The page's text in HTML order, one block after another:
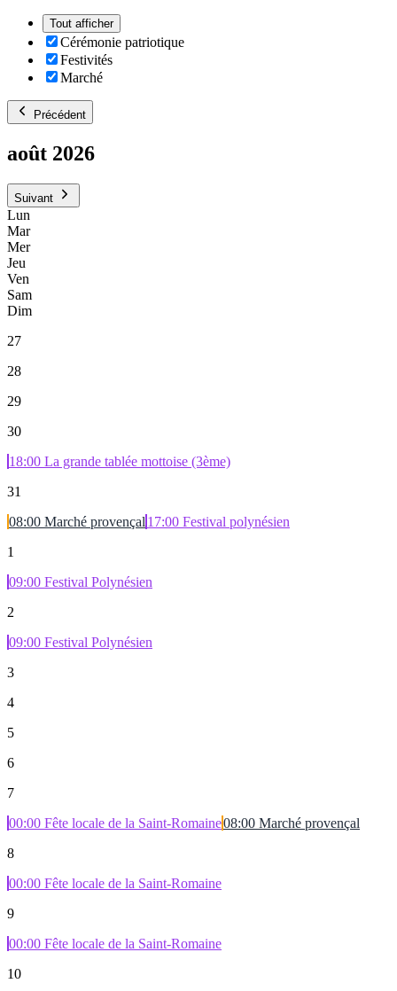
Tout afficher
Cérémonie patriotique
Festivités
Marché
Précédent
août 2026
Suivant
Lun
Mar
Mer
Jeu
Ven
Sam
Dim
27
28
29
30
18:00 La grande tablée mottoise (3ème)
31
08:00 Marché provençal 17:00 Festival polynésien
1
09:00 Festival Polynésien
2
09:00 Festival Polynésien
3
4
5
6
7
00:00 Fête locale de la Saint-Romaine08:00 Marché provençal
8
00:00 Fête locale de la Saint-Romaine
9
00:00 Fête locale de la Saint-Romaine
10